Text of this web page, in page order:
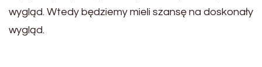
wygląd. Wtedy będziemy mieli szansę na doskonały
wygląd.